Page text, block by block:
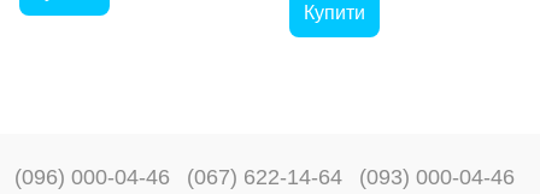
Купити
(096) 000-04-46 (067) 622-14-64 (093) 000-04-46